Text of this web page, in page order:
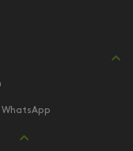
WhatsApp